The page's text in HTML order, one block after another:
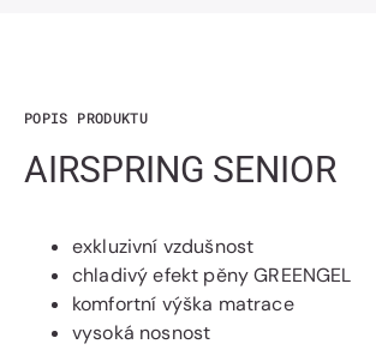
POPIS PRODUKTU
AIRSPRING SENIOR
exkluzivní vzdušnost
chladivý efekt pěny GREENGEL
komfortní výška matrace
vysoká nosnost